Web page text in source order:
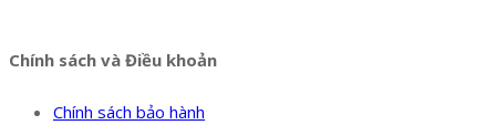
Chính sách và Điều khoản
Chính sách bảo hành